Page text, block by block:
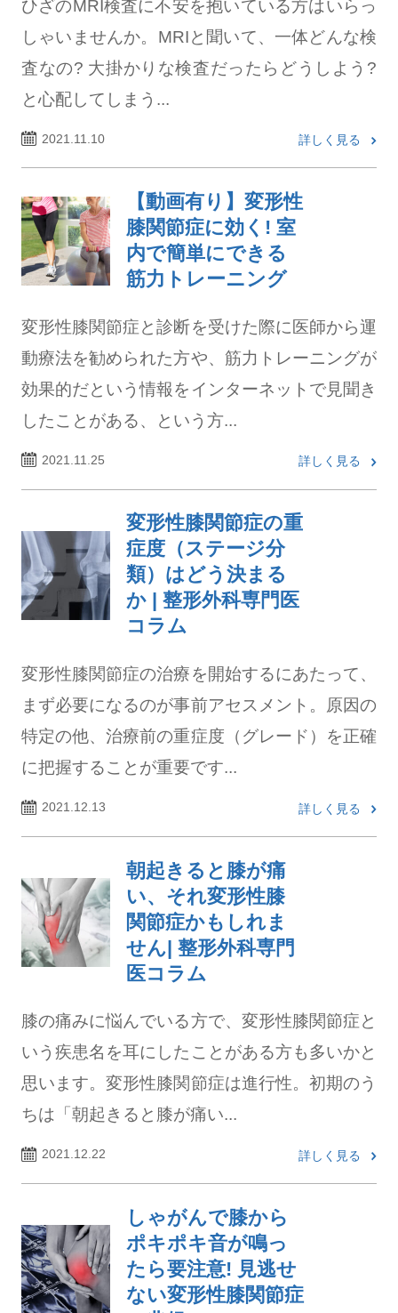
ひざのMRI検査に不安を抱いている方はいらっ
しゃいませんか。MRIと聞いて、一体どんな検
査なの? 大掛かりな検査だったらどうしよう?
と心配してしまう...
2021.11.10 詳しく見る
【動画有り】変形性
膝関節症に効く! 室
内で簡単にできる
筋力トレーニング
変形性膝関節症と診断を受けた際に医師から運
動療法を勧められた方や、筋力トレーニングが
効果的だという情報をインターネットで見聞き
したことがある、という方...
2021.11.25 詳しく見る
変形性膝関節症の重
症度（ステージ分
類）はどう決まる
か | 整形外科専門医
コラム
変形性膝関節症の治療を開始するにあたって、
まず必要になるのが事前アセスメント。原因の
特定の他、治療前の重症度（グレード）を正確
に把握することが重要です...
2021.12.13 詳しく見る
朝起きると膝が痛
い、それ変形性膝
関節症かもしれま
せん| 整形外科専門
医コラム
膝の痛みに悩んでいる方で、変形性膝関節症と
いう疾患名を耳にしたことがある方も多いかと
思います。変形性膝関節症は進行性。初期のう
ちは「朝起きると膝が痛い...
2021.12.22 詳しく見る
しゃがんで膝から
ポキポキ音が鳴っ
たら要注意! 見逃せ
ない変形性膝関節症